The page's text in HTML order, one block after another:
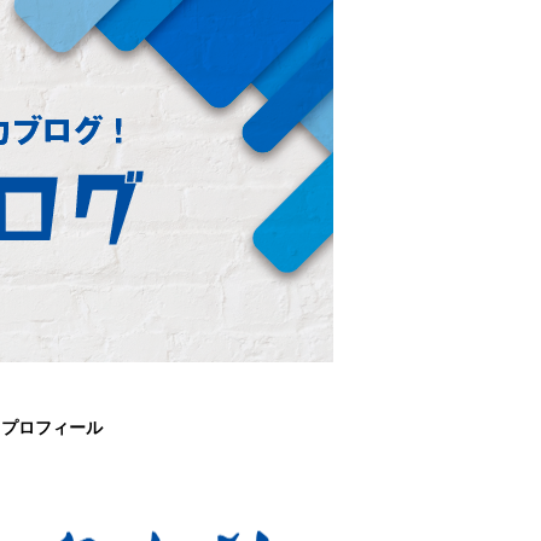
プロフィール